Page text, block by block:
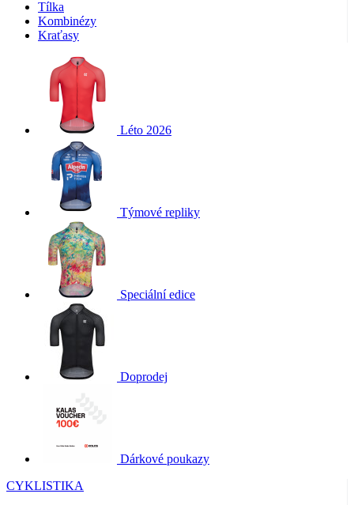
Tílka
Kombinézy
Kraťasy
Léto 2026
Týmové repliky
Speciální edice
Doprodej
Dárkové poukazy
CYKLISTIKA